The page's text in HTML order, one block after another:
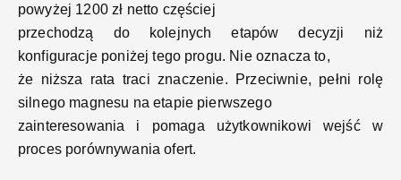
powyżej 1200 zł netto częściej
przechodzą do kolejnych etapów decyzji niż
konfiguracje poniżej tego progu. Nie oznacza to,
że niższa rata traci znaczenie. Przeciwnie, pełni rolę
silnego magnesu na etapie pierwszego
zainteresowania i pomaga użytkownikowi wejść w
proces porównywania ofert.